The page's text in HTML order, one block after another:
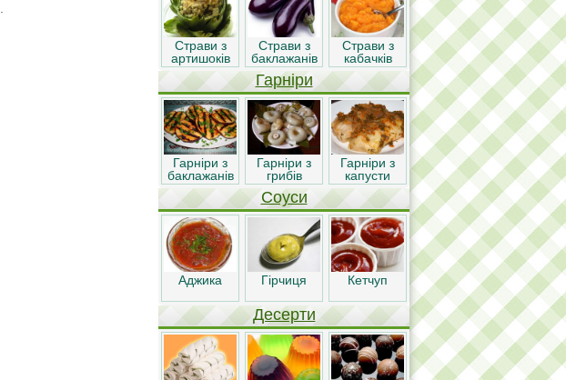
Страви з
артишоків
Страви з
баклажанів
Страви з
кабачків
Гарніри
Гарніри з
баклажанів
Гарніри з
грибів
Гарніри з
капусти
Соуси
Аджика Гірчиця Кетчуп
Десерти